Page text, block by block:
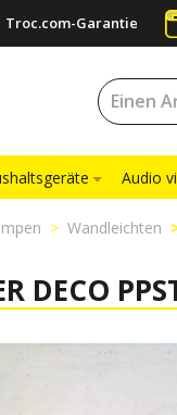
Troc.com-Garantie
Audio
Wandleichten
DECO